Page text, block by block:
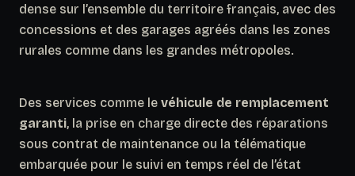
dense sur l’ensemble du territoire français, avec des
concessions et des garages agréés dans les zones
rurales comme dans les grandes métropoles.
Des services comme le véhicule de remplacement
garanti, la prise en charge directe des réparations
sous contrat de maintenance ou la télématique
embarquée pour le suivi en temps réel de l’état